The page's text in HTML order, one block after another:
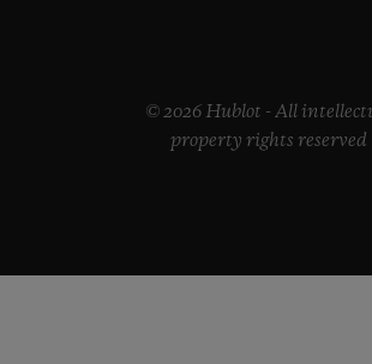
© 2026 Hublot - All
property rights reserved